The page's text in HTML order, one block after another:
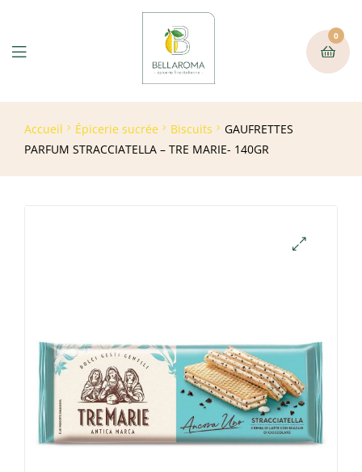
0
Accueil Épicerie sucrée Biscuits
GAUFRETTES
PARFUM STRACCIATELLA – TRE MARIE- 140GR